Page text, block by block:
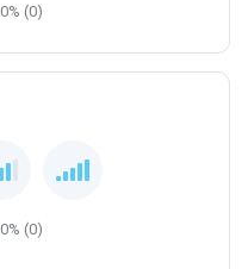
0% (0)
0% (0)